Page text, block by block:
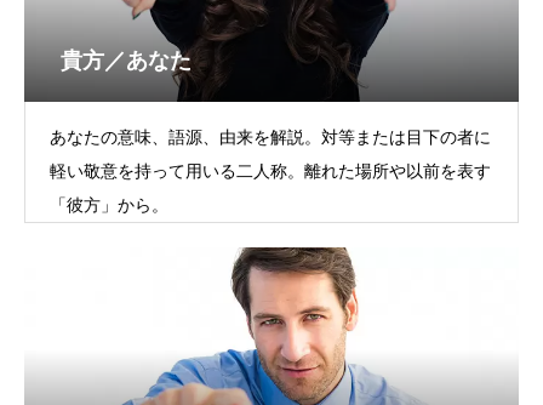
貴方／あなた
あなたの意味、語源、由来を解説。対等または目下の者に
軽い敬意を持って用いる二人称。離れた場所や以前を表す
「彼方」から。